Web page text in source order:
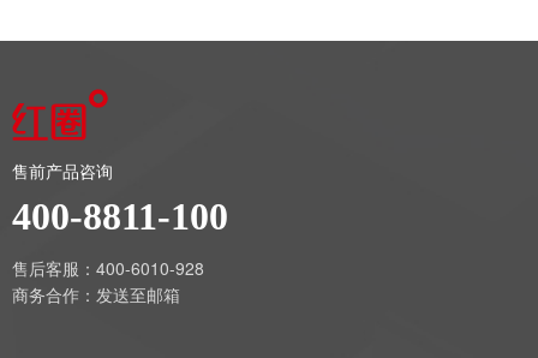
售前产品咨询
400-8811-100
售后客服：400-6010-928
商务合作： 发送至邮箱